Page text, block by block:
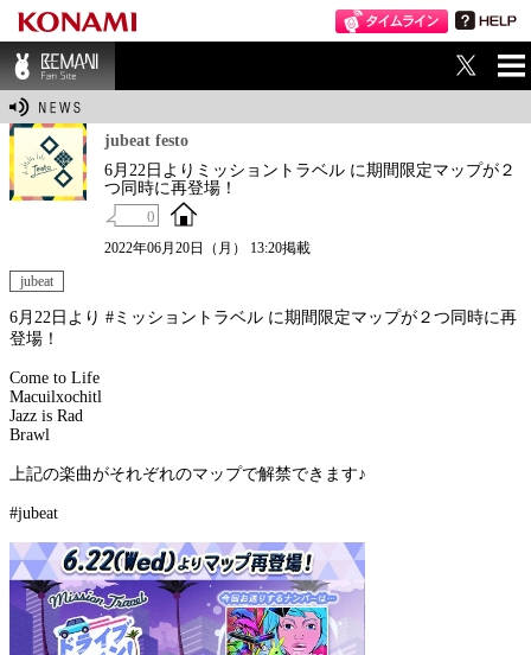
BEMANI Fan Sit
jubeat festo
6月22日よりミッショントラベル に期間限定マップが２
つ同時に再登場！
0
2022年06月20日（月） 13:20掲載
jubeat
6月22日より #ミッショントラベル に期間限定マップが２つ同時に再
登場！
Come to Life
Macuilxochitl
Jazz is Rad
Brawl
上記の楽曲がそれぞれのマップで解禁できます♪
#jubeat